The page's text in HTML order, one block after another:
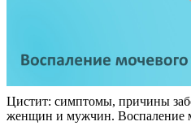
Цистит: симптомы, причины
женщин и мужчин. Воспаление